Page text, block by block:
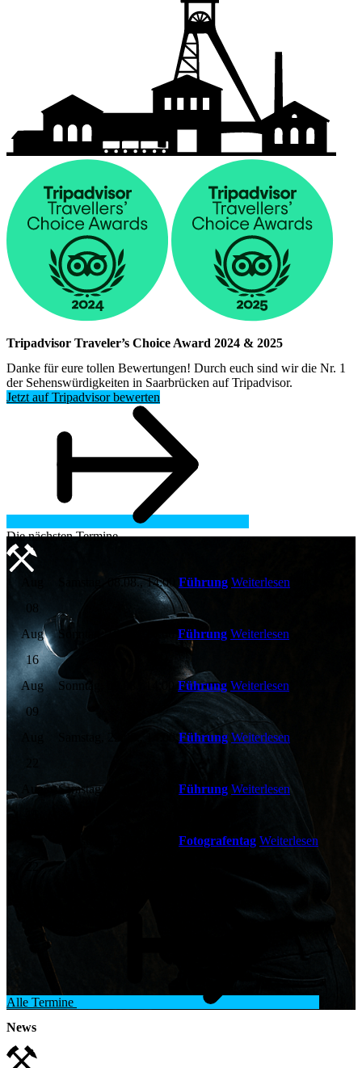
Tripadvisor Traveler’s Choice Award 2024 & 2025
Danke für eure tollen Bewertungen! Durch euch sind wir die Nr. 1
der Sehenswürdigkeiten in Saarbrücken auf Tripadvisor.
Jetzt auf Tripadvisor bewerten
Die nächsten Termine
08
Samstag, 08.08., 14:00 Führung Weiterlesen
Aug
16
Sonntag, 16.08., 14:00 Führung Weiterlesen
Aug
09
Sonntag, 09.08., 14:00 Führung Weiterlesen
Führung Weiterlesen
Aug
Samstag, 15.08., 14:00 Führung Weiterlesen
Fotografentag Weiterlesen
Alle Termine
News